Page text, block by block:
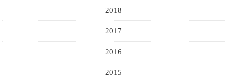
2018
2017
2016
2015